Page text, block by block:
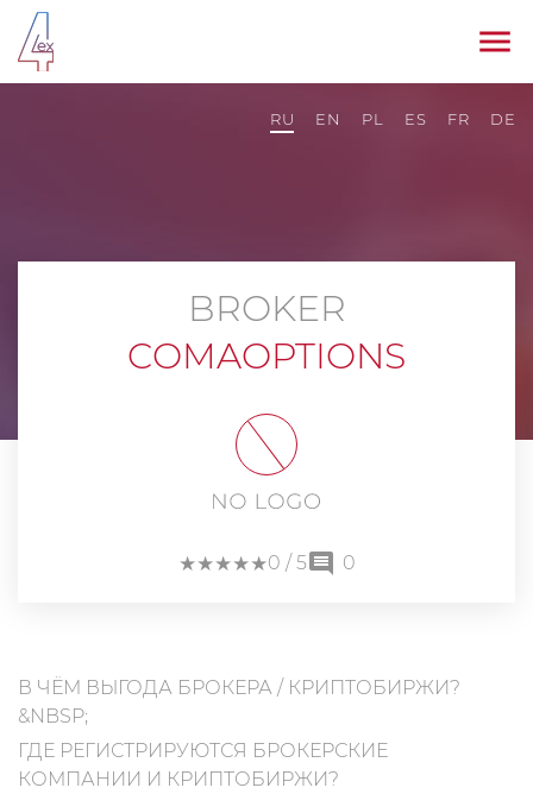
RU EN PL ES FR DE
BROKER
COMAOPTIONS
★★
★★
★★
★★
★★
0 / 5 0
В ЧЁМ ВЫГОДА БРОКЕРА / КРИПТОБИРЖИ?
&NBSP;
ГДЕ РЕГИСТРИРУЮТСЯ БРОКЕРСКИЕ
КОМПАНИИ И КРИПТОБИРЖИ?